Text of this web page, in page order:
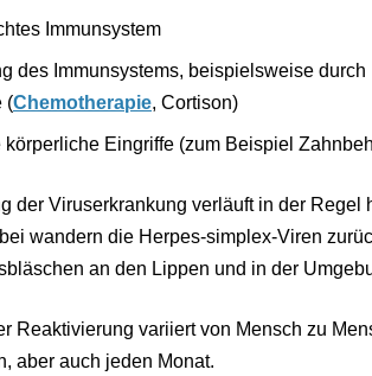
Immunsystem
des Immunsystems, beispielsweise durch
(Chemotherapie, Cortison)
körperliche Eingriffe (zum Beispiel
der Viruserkrankung verläuft in der Regel
wandern die Herpes-simplex-Viren
an den Lippen und in der
Reaktivierung variiert von Mensch zu
aber auch jeden Monat.